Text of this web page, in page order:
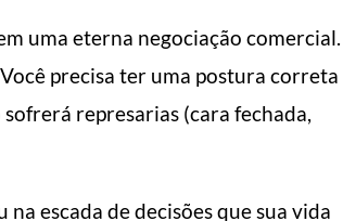
uma eterna negociação comercial.
precisa ter uma postura correta
represarias (cara fechada,
escada de decisões que sua vida